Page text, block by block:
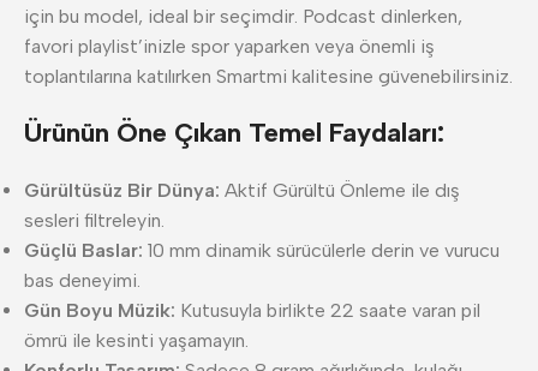
için bu model, ideal bir seçimdir. Podcast dinlerken,
favori playlist’inizle spor yaparken veya önemli iş
toplantılarına katılırken Smartmi kalitesine güvenebilirsiniz.
Ürünün Öne Çıkan Temel Faydaları:
Gürültüsüz Bir Dünya: Aktif Gürültü Önleme ile dış
sesleri filtreleyin.
Güçlü Baslar: 10 mm dinamik sürücülerle derin ve vurucu
bas deneyimi.
Gün Boyu Müzik: Kutusuyla birlikte 22 saate varan pil
ömrü ile kesinti yaşamayın.